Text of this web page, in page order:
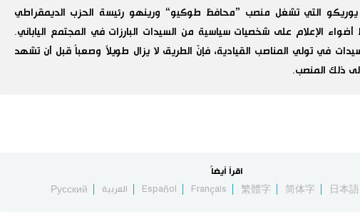
التي تشغل منصب ”محافظ طوكيو“ ورينهو رئيسة الحزب الديمقراطي
أضواء الإعلام على شخصيات سياسية من السيدات البارزات في المجتمع الياباني.
في تولي المناصب القيادية، فإنّ الطريق لا يزال طويلاً وصعباً قبل أن تشهد
ذلك المنصب.
اقرأ أيضاً
日本語
简体字
繁體字
Français
Español العربية Русский